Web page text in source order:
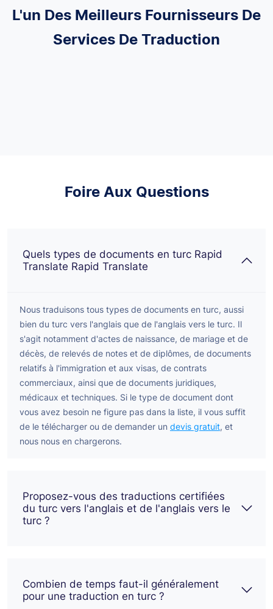
L'un Des Meilleurs Fournisseurs De
Services De Traduction
Foire Aux Questions
Quels types de documents en turc Rapid
Translate Rapid Translate
Nous traduisons tous types de documents en turc, aussi
bien du turc vers l'anglais que de l'anglais vers le turc. Il
s'agit notamment d'actes de naissance, de mariage et de
décès, de relevés de notes et de diplômes, de documents
relatifs à l'immigration et aux visas, de contrats
commerciaux, ainsi que de documents juridiques,
médicaux et techniques. Si le type de document dont
vous avez besoin ne figure pas dans la liste, il vous suffit
de le télécharger ou de demander un devis gratuit, et
nous nous en chargerons.
Proposez-vous des traductions certifiées
du turc vers l'anglais et de l'anglais vers le
turc ?
Combien de temps faut-il généralement
pour une traduction en turc ?